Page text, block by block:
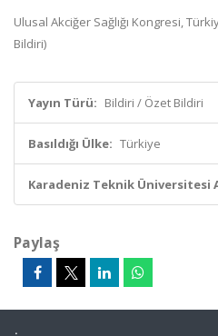
Ulusal Akciğer Sağlığı Kongresi,
Bildiri)
Yayın Türü: Bildiri / Özet Bildiri
Basıldığı Ülke: Türkiye
Karadeniz Teknik Üniversitesi
Paylaş